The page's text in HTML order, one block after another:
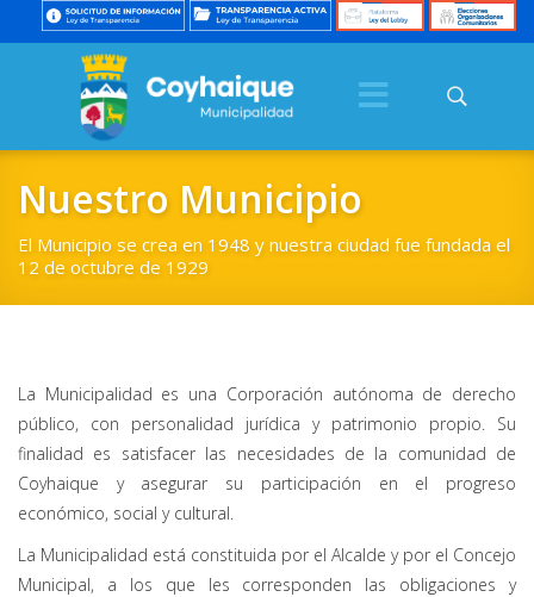
Nuestro Municipio
El Municipio se crea en 1948 y nuestra ciudad fue fundada el
12 de octubre de 1929
La Municipalidad es una Corporación autónoma de derecho
público, con personalidad jurídica y patrimonio propio. Su
finalidad es satisfacer las necesidades de la comunidad de
Coyhaique y asegurar su participación en el progreso
económico, social y cultural.
La Municipalidad está constituida por el Alcalde y por el Concejo
Municipal, a los que les corresponden las obligaciones y